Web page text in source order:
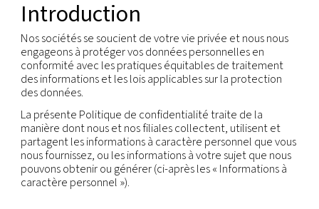
Update
Politique de
Introduction
Nos sociétés se soucient de votre vie privée et
engageons à protéger vos données personnelles